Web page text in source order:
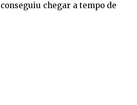
conseguiu chegar a tempo de